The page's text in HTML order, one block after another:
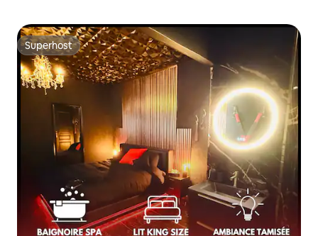
Superhost
Superhost